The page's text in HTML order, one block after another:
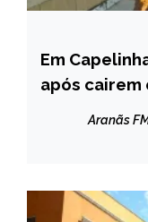
CAPELINHA
NOTÍCIAS
Em
após cairem
Aranãs